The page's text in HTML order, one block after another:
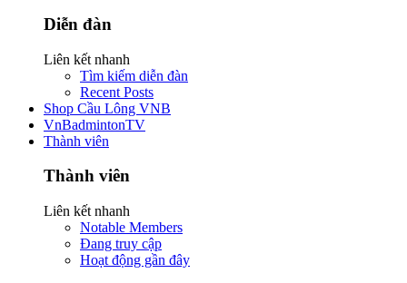
Diễn đàn
Liên kết nhanh
Tìm kiếm diễn đàn
Recent Posts
Shop Cầu Lông VNB
VnBadmintonTV
Thành viên
Thành viên
Liên kết nhanh
Notable Members
Đang truy cập
Hoạt động gần đây